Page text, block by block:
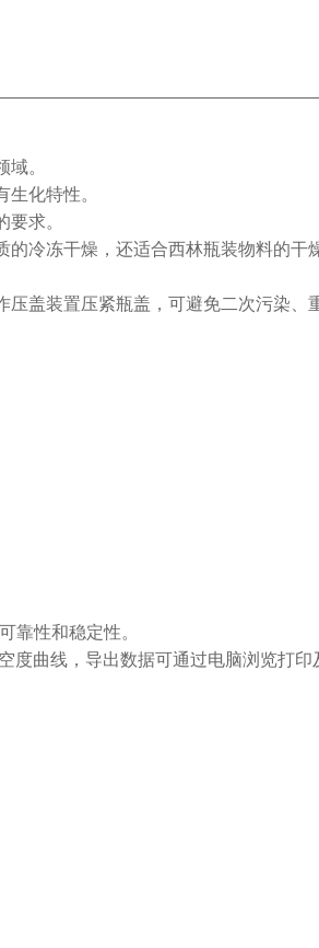
。
化特性。
求。
冷冻干燥，还适合西林瓶装物料的干
盖装置压紧瓶盖，可避免二次污染、
靠性和稳定性。
度曲线，导出数据可通过电脑浏览打印